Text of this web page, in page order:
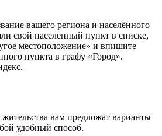
вашего региона и населённого
свой населённый пункт в списке,
местоположение» и впишите
пункта в графу «Город».
вам предложат варианты
удобный способ.